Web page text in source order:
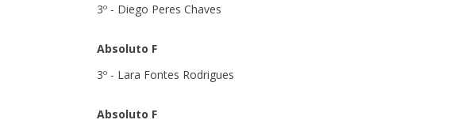
3º - Diego Peres Chaves
Absoluto F
3º - Lara Fontes Rodrigues
Absoluto F